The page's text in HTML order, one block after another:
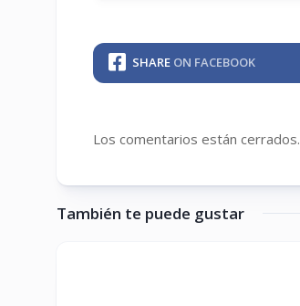
SHARE ON FACEBOOK
Los comentarios están cerrados.
También te puede gustar